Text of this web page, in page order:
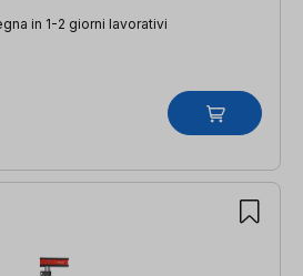
in 1-2 giorni lavorativi